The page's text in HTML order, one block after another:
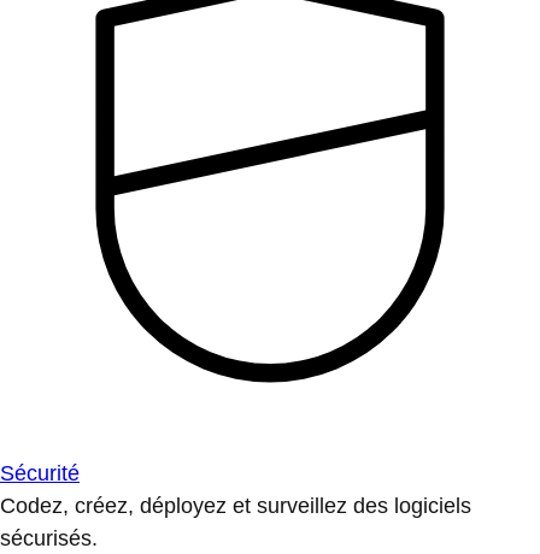
Sécurité
Codez, créez, déployez et surveillez des logiciels
sécurisés.